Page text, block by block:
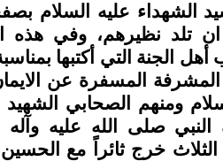
الشهداء عليه السلام
تلد نظيرهم، وفي هذه
الجنة التي أكتبها
المشرفة المسفرة عن
ومنهم الصحابي
النبي صلى الله عليه
خرج ثائراً مع